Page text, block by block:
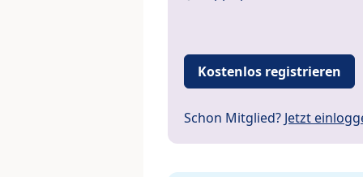
Kostenlos registrieren
Schon Mitglied? Jetzt